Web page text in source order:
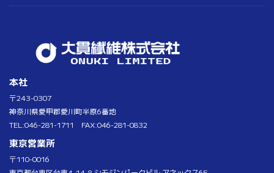
本社
〒243-0307
神奈川県愛甲郡愛川町半原6番地
TEL:046-281-1711 FAX:046-281-0832
東京営業所
〒110-0016